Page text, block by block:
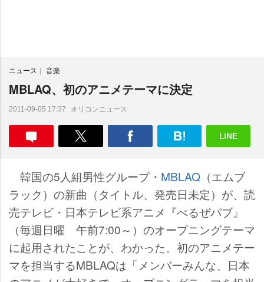
ニュース 音楽
MBLAQ、初のアニメテーマに決定
2011-09-05 17:37 オリコンニュース
韓国の5人組男性グループ・ MBLAQ （エムブ
ラック）の新曲（タイトル、発売日未定）が、読
売テレビ・日本テレビ系アニメ『べるぜバブ』
（毎週日曜 午前7:00～）のオープニングテーマ
に起用されたことが、わかった。初のアニメテー
マを担当するMBLAQは「メンバーみんな、日本